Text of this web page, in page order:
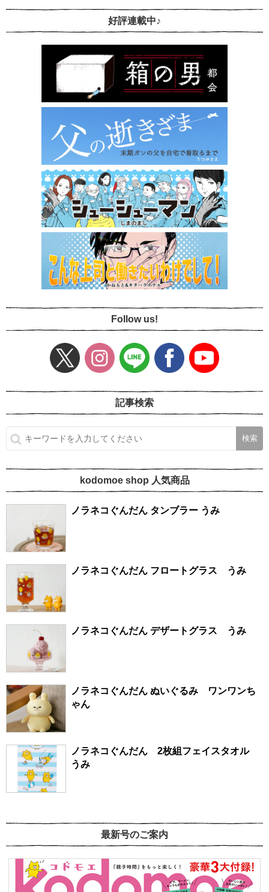
好評連載中♪
Follow us!
記事検索
kodomoe shop 人気商品
ノラネコぐんだん タンブラー うみ
ノラネコぐんだん フロートグラス うみ
ノラネコぐんだん デザートグラス うみ
ノラネコぐんだん ぬいぐるみ ワンワンち
ゃん
ノラネコぐんだん 2枚組フェイスタオル
うみ
最新号のご案内